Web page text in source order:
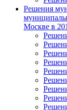
Решения
Москве в